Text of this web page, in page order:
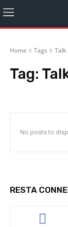
Home Tags Talk
Tag:
No posts to
RESTA